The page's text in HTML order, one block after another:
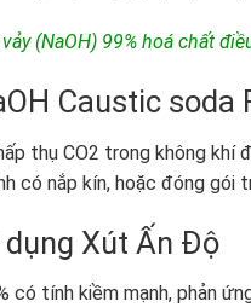
(NaOH) 99% hoá chất
Caustic soda
thụ CO2 trong không khí
có nắp kín, hoặc đóng gói
Xút Ấn Độ
có tính kiềm mạnh, phản